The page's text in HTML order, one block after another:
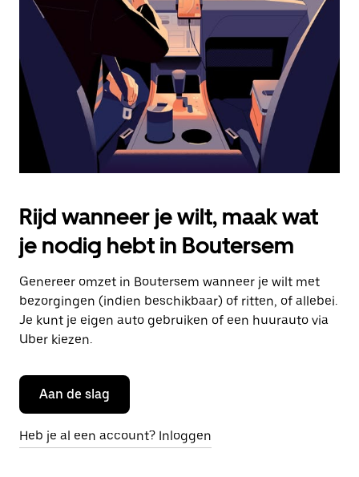
Escape
agenda
te
sluiten.
Rijd wanneer je wilt, maak wat
je nodig hebt in Boutersem
Genereer omzet in Boutersem wanneer je wilt met
bezorgingen (indien beschikbaar) of ritten, of allebei.
Je kunt je eigen auto gebruiken of een huurauto via
Uber kiezen.
Aan de slag
Heb je al een account? Inloggen